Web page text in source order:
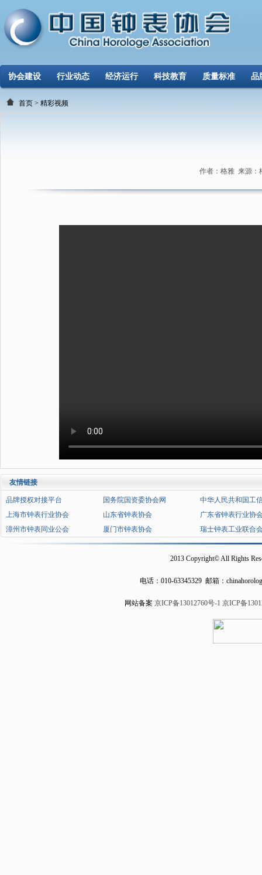
协会建设 行业动态 经济运行 科技教育 质量标准 品
首页 > 精彩视频
作者：格雅 来源：
友情链接
品牌授权对接平台 国务院国资委协会网
中华人民共和国工
上海市钟表行业协会
山东省钟表协会
广东省钟表行业协
漳州市钟表同业公会
厦门市钟表协会 瑞士钟表工业联合
2013 Copyright© All Rights
电话： 010-63345329 邮箱：
网站备案 京ICP备13012760号-1 京ICP备